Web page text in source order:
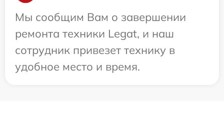
Мы сообщим Вам о завершении
ремонта техники Legat, и наш
сотрудник привезет технику в
удобное место и время.